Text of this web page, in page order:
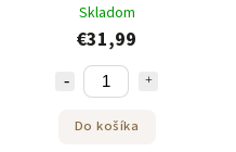
Skladom
€31,99
Do košíka